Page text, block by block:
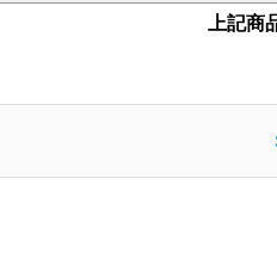
上記商